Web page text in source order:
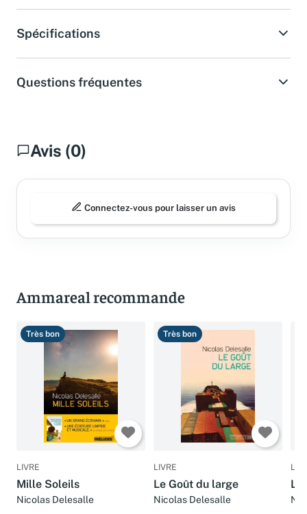
Spécifications
Questions fréquentes
Avis (0)
Connectez-vous pour laisser un avis
Ammareal recommande
Très bon
LIVRE
Mille Soleils
Nicolas Delesalle
Très bon
LIVRE
Le Goût du large
Nicolas Delesalle
Le